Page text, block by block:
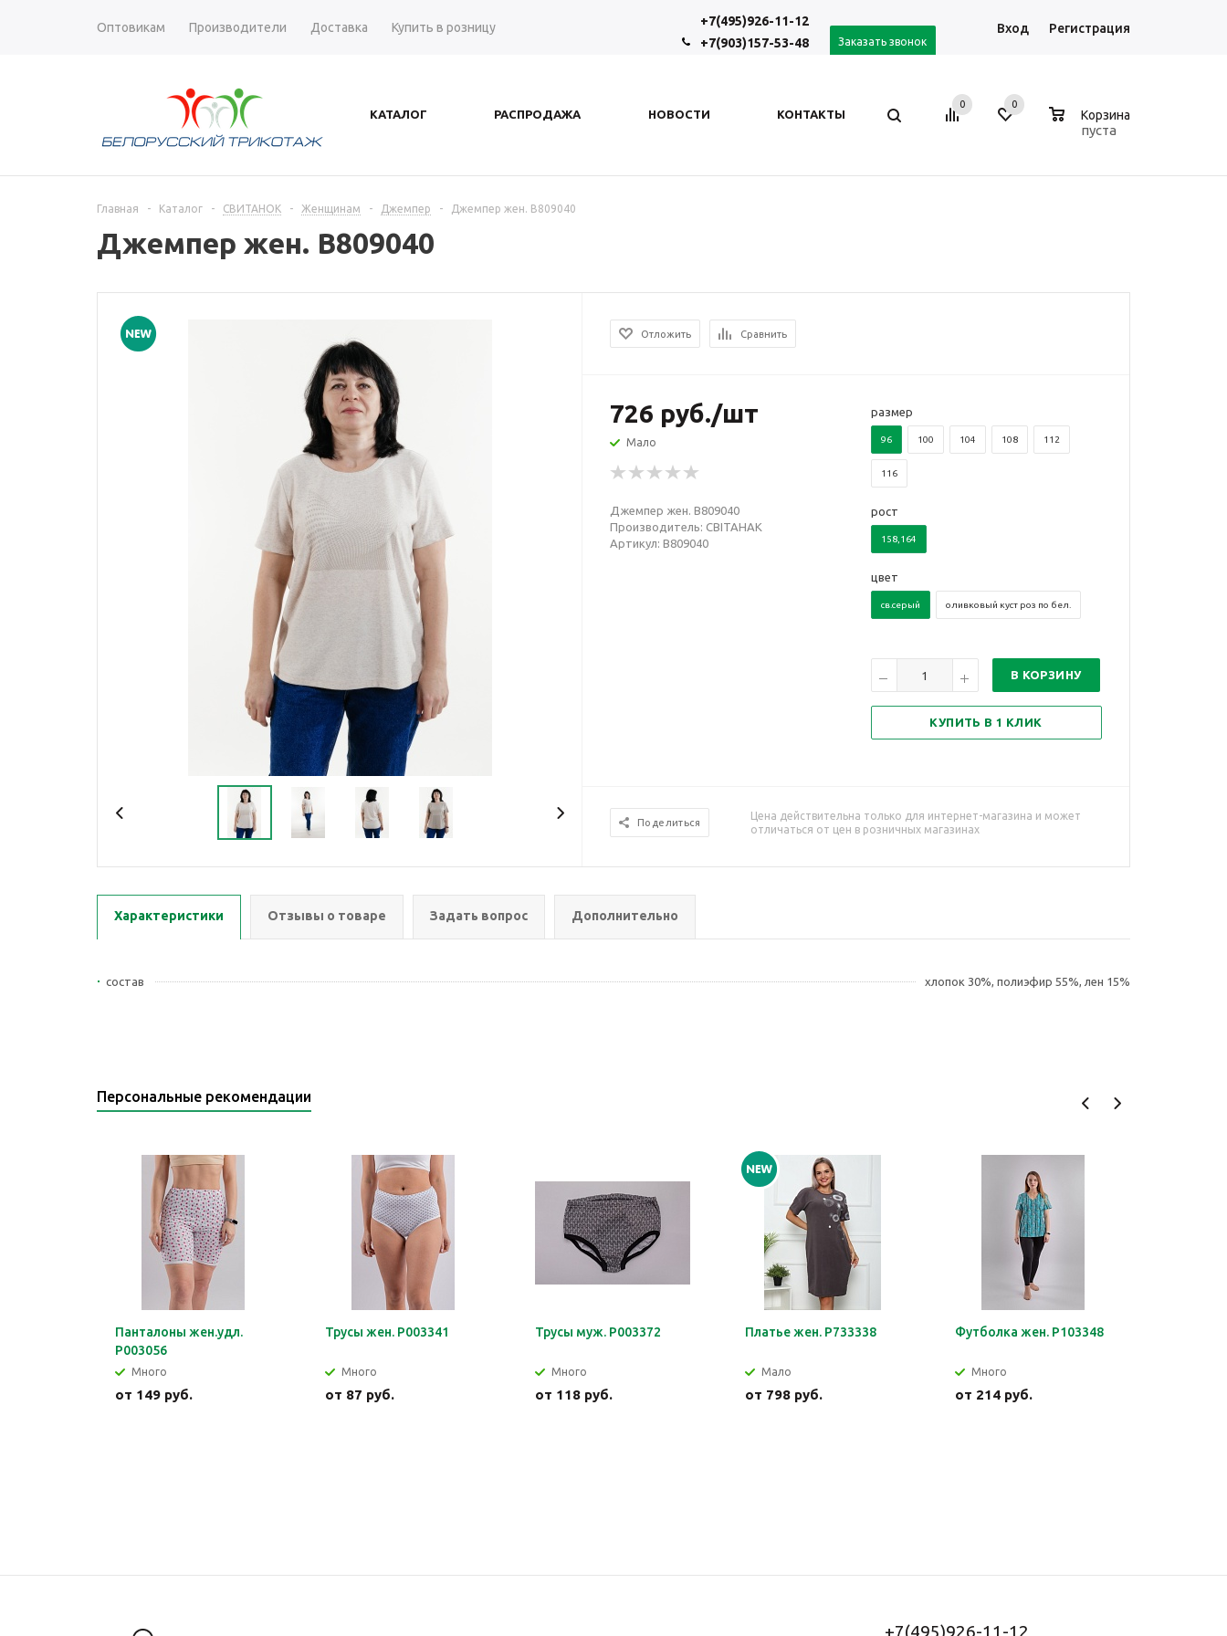
Оптовикам Производители Доставка Купить в розницу
+7(495)926-11-12
+7(903)157-53-48
Заказать звонок
Вход Регистрация
КАТАЛОГ РАСПРОДАЖА НОВОСТИ КОНТАКТЫ
0 0
Корзина
пуста
Главная - Каталог - СВИТАНОК - Женщинам - Джемпер - Джемпер жен. В809040
Джемпер жен. В809040
Отложить Сравнить
726 руб./шт
Мало
Джемпер жен. В809040
Производитель: СВIТАНАК
Артикул: В809040
размер
96 100 104 108 112
116
рост
158,164
цвет
св.серый оливковый куст роз по бел.
В КОРЗИНУ
КУПИТЬ В 1 КЛИК
Поделиться
Цена действительна только для интернет-магазина и может
отличаться от цен в розничных магазинах
Характеристики Отзывы о товаре Задать вопрос Дополнительно
состав хлопок 30%, полиэфир 55%, лен 15%
Персональные рекомендации
Панталоны жен.удл.
Р003056
Много
от 149 руб.
Трусы жен. Р003341
Много
от 87 руб.
Трусы муж. Р003372
Много
от 118 руб.
Платье жен. Р733338
Мало
от 798 руб.
Футболка жен. Р103348
Много
от 214 руб.
+7(495)926-11-12